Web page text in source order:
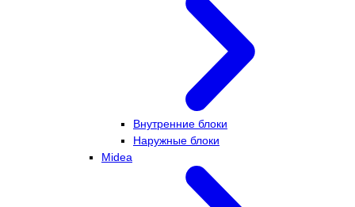
Внутренние блоки
Наружные блоки
Midea